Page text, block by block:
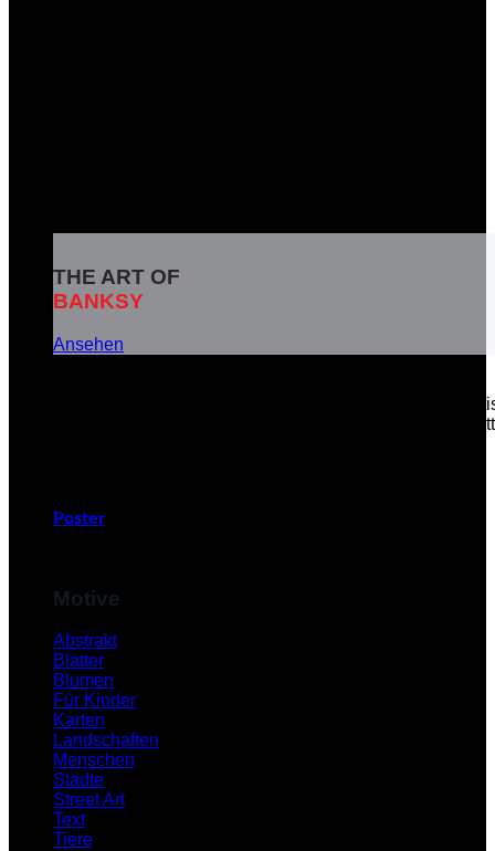
THE ART OF
BANKSY
Ansehen
Banksy ist das Pseudonym eines weltbekannten
soziale Botschaften in seinen Kunstwerken zu
Poster
Motive
Abstrakt
Blätter
Blumen
Für Kinder
Karten
Landschaften
Menschen
Städte
Street Art
Text
Tiere